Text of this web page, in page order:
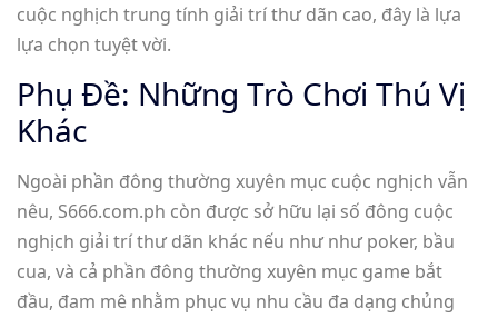
cuộc nghịch trung tính giải trí thư dãn cao, đây là lựa
lựa chọn tuyệt vời.
Phụ Đề: Những Trò Chơi Thú Vị
Khác
Ngoài phần đông thường xuyên mục cuộc nghịch vẫn
nêu, S666.com.ph còn được sở hữu lại số đông cuộc
nghịch giải trí thư dãn khác nếu như như poker, bầu
cua, và cả phần đông thường xuyên mục game bắt
đầu, đam mê nhằm phục vụ nhu cầu đa dạng chủng